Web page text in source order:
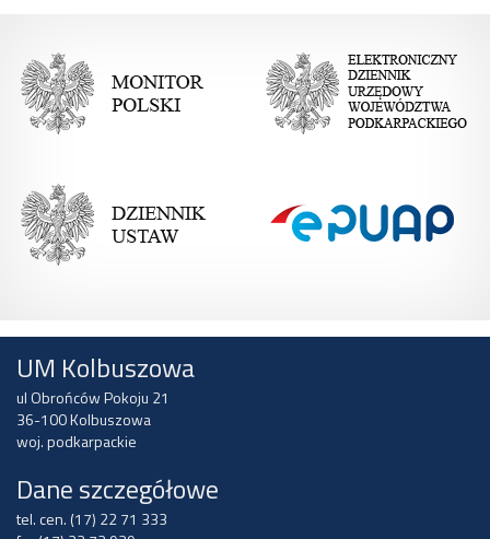
UM Kolbuszowa
ul Obrońców Pokoju 21
36-100 Kolbuszowa
woj. podkarpackie
Dane szczegółowe
tel. cen. (17) 22 71 333